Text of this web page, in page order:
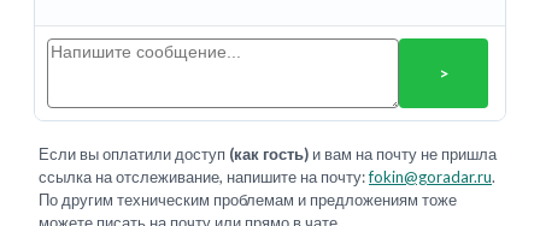
>
Если вы оплатили доступ (как гость) и вам на почту не пришла
ссылка на отслеживание, напишите на почту:fokin@goradar.ru.
По другим техническим проблемам и предложениям тоже